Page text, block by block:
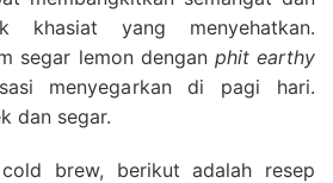
khasiat yang menyehatkan.
segar lemon dengan phit earthy
menyegarkan di pagi hari.
dan segar.
brew, berikut adalah resep